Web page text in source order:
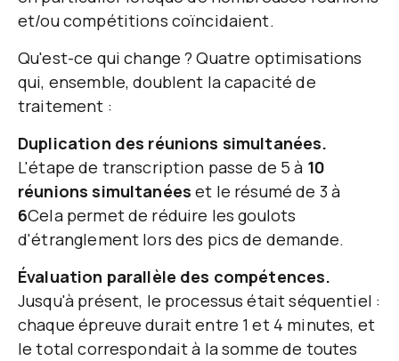
et/ou compétitions coïncidaient.
Qu'est-ce qui change ? Quatre optimisations
qui, ensemble, doublent la capacité de
traitement :
Duplication des réunions simultanées.
L'étape de transcription passe de 5 à 10
réunions simultanées et le résumé de 3 à
6Cela permet de réduire les goulots
d'étranglement lors des pics de demande.
Évaluation parallèle des compétences.
Jusqu'à présent, le processus était séquentiel :
chaque épreuve durait entre 1 et 4 minutes, et
le total correspondait à la somme de toutes